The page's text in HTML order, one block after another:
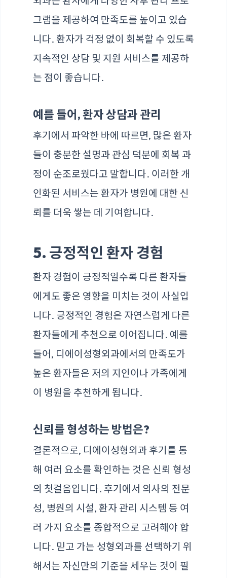
그램을 제공하여 만족도를 높이고 있습
니다. 환자가 걱정 없이 회복할 수 있도록
지속적인 상담 및 지원 서비스를 제공하
는 점이 좋습니다.
예를 들어, 환자 상담과 관리
후기에서 파악한 바에 따르면, 많은 환자
들이 충분한 설명과 관심 덕분에 회복 과
정이 순조로웠다고 말합니다. 이러한 개
인화된 서비스는 환자가 병원에 대한 신
뢰를 더욱 쌓는 데 기여합니다.
5. 긍정적인 환자 경험
환자 경험이 긍정적일수록 다른 환자들
에게도 좋은 영향을 미치는 것이 사실입
니다. 긍정적인 경험은 자연스럽게 다른
환자들에게 추천으로 이어집니다. 예를
들어, 디에이성형외과에서의 만족도가
높은 환자들은 저의 지인이나 가족에게
이 병원을 추천하게 됩니다.
신뢰를 형성하는 방법은?
결론적으로, 디에이성형외과 후기를 통
해 여러 요소를 확인하는 것은 신뢰 형성
의 첫걸음입니다. 후기에서 의사의 전문
성, 병원의 시설, 환자 관리 시스템 등 여
러 가지 요소를 종합적으로 고려해야 합
니다. 믿고 가는 성형외과를 선택하기 위
해서는 자신만의 기준을 세우는 것이 필